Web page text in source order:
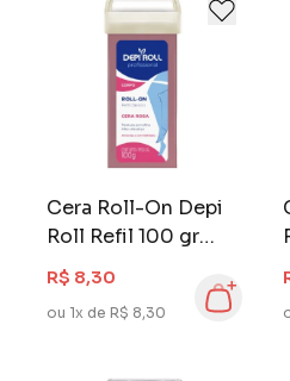
Cera Roll-On Depi
Roll Refil 100 gr
Rosa
R$ 8,30
ou 1x de R$ 8,30